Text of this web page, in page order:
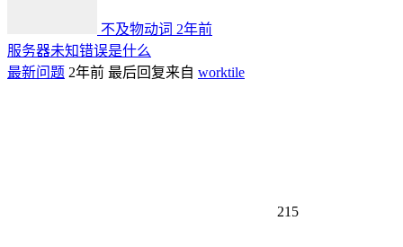
不及物动词 2年前
服务器未知错误是什么
最新问题 2年前 最后回复来自 worktile
215